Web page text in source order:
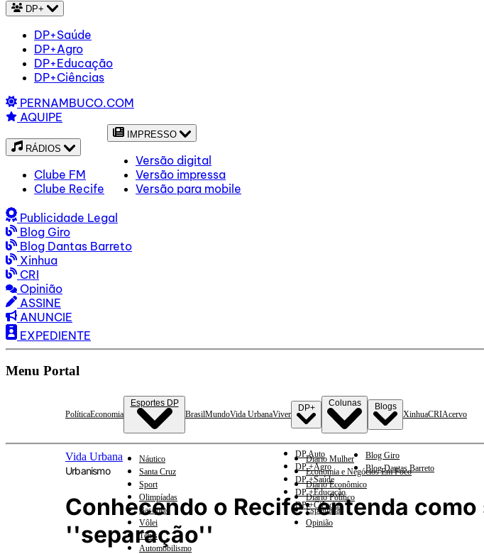
DP+
DP+Saúde
DP+Agro
DP+Educação
DP+Ciências
PERNAMBUCO.COM
AQUIPE
RÁDIOS
Clube FM
Clube Recife
IMPRESSO
Versão digital
Versão impressa
Versão para mobile
Publicidade Legal
Blog Giro
Blog Dantas Barreto
Xinhua
CRI
Opinião
ASSINE
ANUNCIE
EXPEDIENTE
Menu Portal
PolíticaEconomia
Esportes DP
Náutico
Santa Cruz
Sport
Olimpíadas
Basquete
Vôlei
Tênis
Automobilismo
BrasilMundoVida UrbanaViver
DP+
DP Auto
DP +Agro
DP +Saúde
DP +Educação
DP +Ciências
Colunas
Diario Mulher
Economia e Negócios Em Foco
Diario Econômico
Diario Político
Esplanada
Opinião
Blogs
Blog Giro
Blog Dantas Barreto
XinhuaCRIAcervo
Vida Urbana
Urbanismo
Conhecendo o Recife: entenda
''separação''